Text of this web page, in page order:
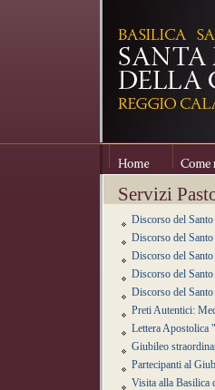
Home Come
Servizi
Discorso del
Discorso del
Discorso del
Discorso del
Discorso del
Preti Autentici:
Lettera Apostolica
Giubileo
Partecipanti al
Visita alla Basilica